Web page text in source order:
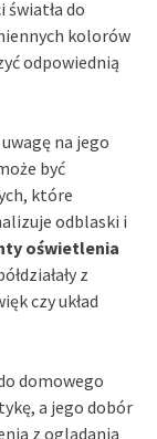
do
kolorów
odpowiednią
na jego
być
które
odblaski i
oświetlenia
z
czy układ
domowego
a jego dobór
z oglądania